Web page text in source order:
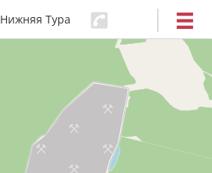
Нижняя Тура